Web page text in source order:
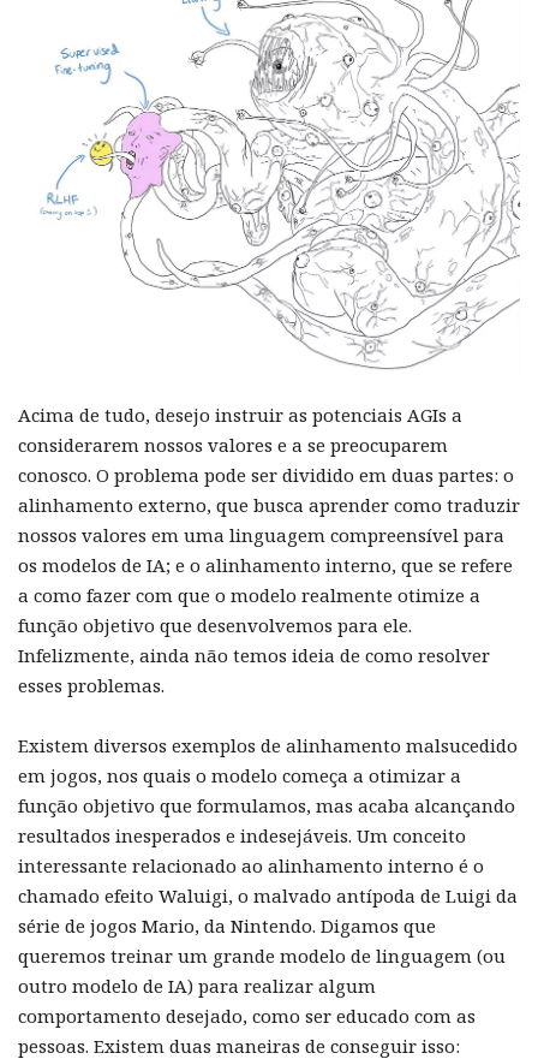
Acima de tudo, desejo instruir as potenciais AGIs a
considerarem nossos valores e a se preocuparem
conosco. O problema pode ser dividido em duas partes: o
alinhamento externo, que busca aprender como traduzir
nossos valores em uma linguagem compreensível para
os modelos de IA; e o alinhamento interno, que se refere
a como fazer com que o modelo realmente otimize a
função objetivo que desenvolvemos para ele.
Infelizmente, ainda não temos ideia de como resolver
esses problemas.
Existem diversos exemplos de alinhamento malsucedido
em jogos, nos quais o modelo começa a otimizar a
função objetivo que formulamos, mas acaba alcançando
resultados inesperados e indesejáveis. Um conceito
interessante relacionado ao alinhamento interno é o
chamado efeito Waluigi, o malvado antípoda de Luigi da
série de jogos Mario, da Nintendo. Digamos que
queremos treinar um grande modelo de linguagem (ou
outro modelo de IA) para realizar algum
comportamento desejado, como ser educado com as
pessoas. Existem duas maneiras de conseguir isso: